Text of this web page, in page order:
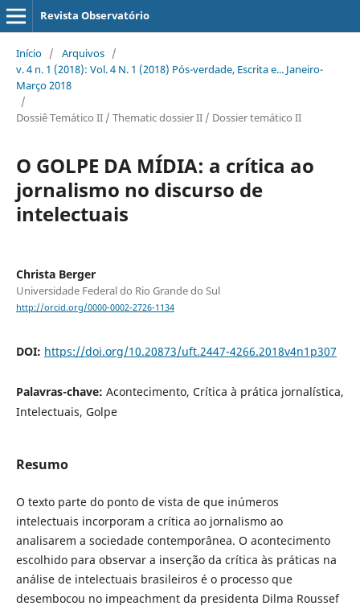
Revista Observatório
Início / Arquivos /
v. 4 n. 1 (2018): Vol. 4 N. 1 (2018) Pós-verdade, Escrita e... Janeiro-
Março 2018
/
Dossiê Temático II / Thematic dossier II / Dossier temático II
O GOLPE DA MÍDIA: a crítica ao
jornalismo no discurso de
intelectuais
Christa Berger
Universidade Federal do Rio Grande do Sul
http://orcid.org/0000-0002-2726-1134
DOI: https://doi.org/10.20873/uft.2447-4266.2018v4n1p307
Palavras-chave: Acontecimento, Crítica à prática jornalística,
Intelectuais, Golpe
Resumo
O texto parte do ponto de vista de que inúmeros
intelectuais incorporam a crítica ao jornalismo ao
analisarem a sociedade contemporânea. O acontecimento
escolhido para observar a inserção da crítica às práticas na
análise de intelectuais brasileiros é o processo que
desembocou no impeachment da presidenta Dilma Roussef